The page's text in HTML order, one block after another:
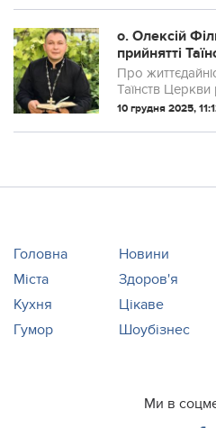
о. Олексій
прийнятті
зближайтеся
Про
Таїнств
ПЦУ із
10 грудня 2025,
Головна
Новини
Міста
Здоров'я
Кухня
Цікаве
Гумор
Шоубізнес
Ми в